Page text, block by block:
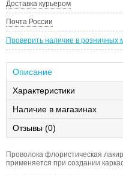
Доставка курьером
Почта России
Проверить наличие в розничных
Описание
Характеристики
Наличие в магазинах
Отзывы (0)
Проволока флористическая
применяется при создании